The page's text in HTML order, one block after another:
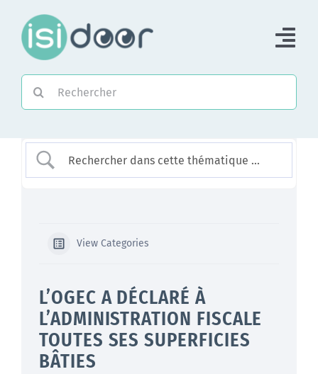
contenu
Piloter un réseau
View Categories
L’OGEC A DÉCLARÉ À
L’ADMINISTRATION FISCALE
TOUTES SES SUPERFICIES
BÂTIES